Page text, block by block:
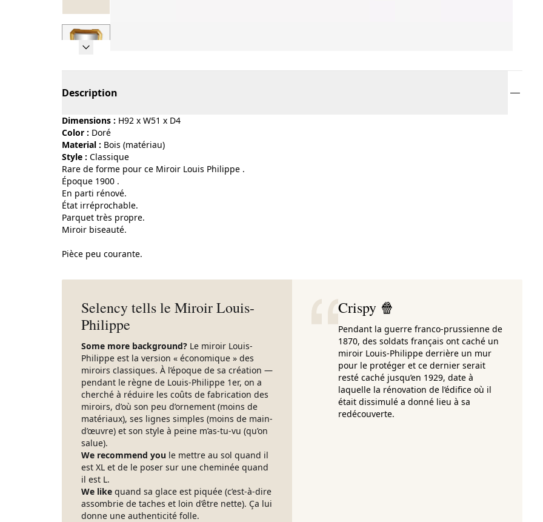
Description
Dimensions : H92 x W51 x D4
Color :
doré
Material :
bois (matériau)
Style :
classique
Rare de forme pour ce Miroir Louis Philippe .
Époque 1900 .
En parti rénové.
État irréprochable.
Parquet très propre.
Miroir biseauté.
Pièce peu courante.
Selency tells le Miroir Louis-
Philippe
Some more background? Le miroir Louis-
Philippe est la version « économique » des
miroirs classiques. À l’époque de sa création —
pendant le règne de Louis-Philippe 1er, on a
cherché à réduire les coûts de fabrication des
miroirs, d’où son peu d’ornement (moins de
matériaux), ses lignes simples (moins de main-
d’œuvre) et son style à peine m’as-tu-vu (qu’on
salue).
We recommend you le mettre au sol quand il
est XL et de le poser sur une cheminée quand
il est L.
We like quand sa glace est piquée (c’est-à-dire
assombrie de taches et loin d’être nette). Ça lui
donne une authenticité folle.
Crispy 🍿
Pendant la guerre franco-prussienne de
1870, des soldats français ont caché un
miroir Louis-Philippe derrière un mur
pour le protéger et ce dernier serait
resté caché jusqu’en 1929, date à
laquelle la rénovation de l’édifice où il
était dissimulé a donné lieu à sa
redécouverte.